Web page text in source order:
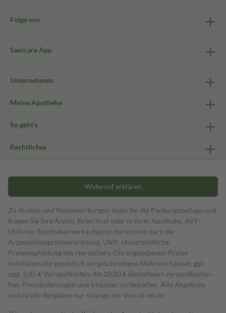
Folge uns
Sanicare App
Unternehmen
Meine Apotheke
So geht's
Rechtliches
Widerruf erklären
Zu Risiken und Nebenwirkungen lesen Sie die Packungsbeilage und
fragen Sie Ihre Ärztin, Ihren Arzt oder in Ihrer Apotheke. AVP:
Üblicher Apothekenverkaufspreis berechnet nach der
Arzneimittelpreisverordnung. UVP: Unverbindliche
Preisempfehlung des Herstellers. Die angegebenen Preise
beinhalten die gesetzlich vorgeschriebene Mehrwertsteuer, ggf.
zzgl. 3,95 € Versandkosten. Ab 29,00 € Bestell­wert versand­kosten­
frei. Preisänderungen und Irrtümer vorbehalten. Alle Angebote
und Gratis-Beigaben nur solange der Vorrat reicht.